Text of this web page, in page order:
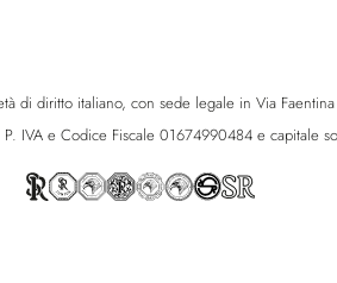
di diritto italiano, con sede legale in Via
P. IVA e Codice Fiscale 01674990484 e capitale